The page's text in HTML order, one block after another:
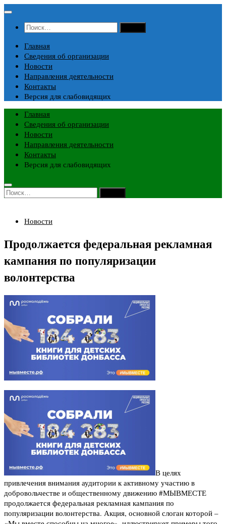
Перейти
содержимому
Найти:
Главная
Сведения об организации
Новости
Направления деятельности
Контакты
Версия для слабовидящих
Главная
Сведения об организации
Новости
Направления деятельности
Контакты
Версия для слабовидящих
Найти:
Новости
Продолжается федеральная рекламная
кампания по популяризации
волонтерства
В целях
привлечения внимания аудитории к активному участию в
добровольчестве и общественному движению #МЫВМЕСТЕ
продолжается федеральная рекламная кампания по
популяризации волонтерства. Акция, основной слоган которой –